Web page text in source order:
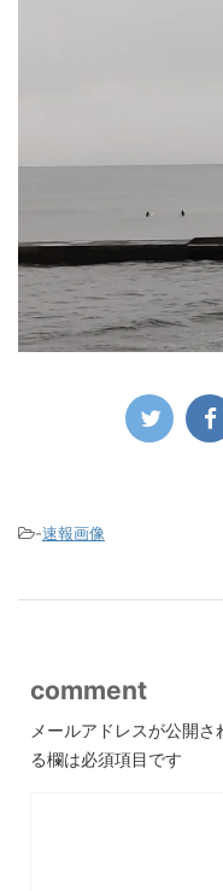
-速報画像
comment
メールアドレスが公開さ
る欄は必須項目です